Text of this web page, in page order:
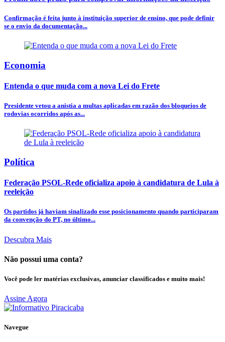
Confirmação é feita junto à instituição superior de ensino, que pode definir
se o envio da documentação...
Economia
Entenda o que muda com a nova Lei do Frete
Presidente vetou a anistia a multas aplicadas em razão dos bloqueios de
rodovias ocorridos após as...
Política
Federação PSOL-Rede oficializa apoio à candidatura de Lula à
reeleição
Os partidos já haviam sinalizado esse posicionamento quando participaram
da convenção do PT, no último...
Descubra Mais
Não possui uma conta?
Você pode ler matérias exclusivas, anunciar classificados e muito mais!
Assine Agora
Navegue